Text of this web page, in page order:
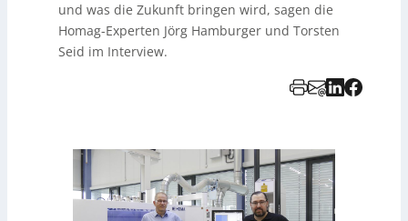
und was die Zukunft bringen wird, sagen die
Homag-Experten Jörg Hamburger und Torsten
Seid im Interview.